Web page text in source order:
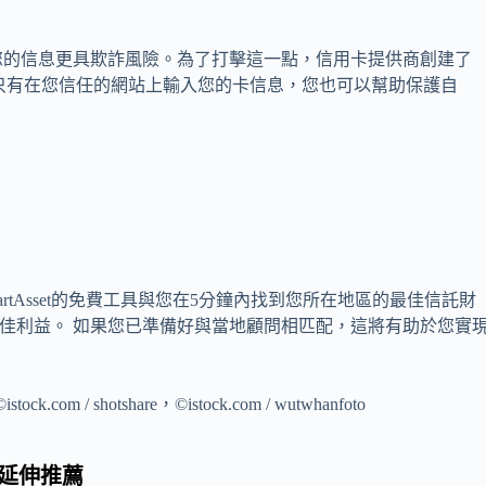
信息更具欺詐風險。為了打擊這一點，信用卡提供商創建了
在您信任的網站上輸入您的卡信息，您也可以幫助保護自
的免費工具與您在5分鐘內找到您所在地區的最佳信託財
利益。 如果您已準備好與當地顧問相匹配，這將有助於您實
/ shotshare，©istock.com / wutwhanfoto
伸推薦